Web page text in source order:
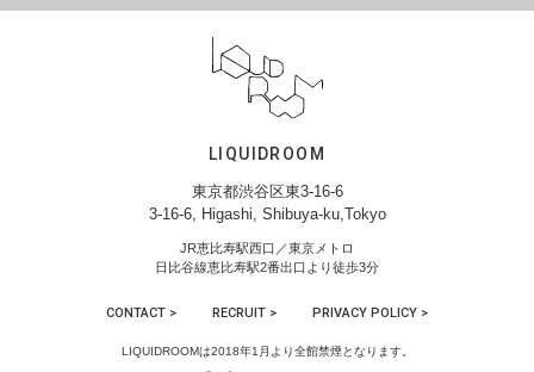
LIQUIDROOM
東京都渋谷区東3-16-6
3-16-6, Higashi, Shibuya-ku,Tokyo
JR恵比寿駅西口／東京メトロ
日比谷線恵比寿駅2番出口より徒歩3分
CONTACT > RECRUIT > PRIVACY POLICY >
LIQUIDROOMは2018年1月より全館禁煙となります。